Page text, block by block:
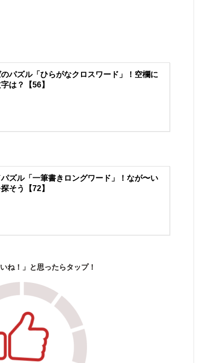
パズル「ひらがなクロスワード」！空欄に
は？【56】
パズル「一筆書きロングワード」！なが〜い
そう【72】
ね！」と思ったらタップ！